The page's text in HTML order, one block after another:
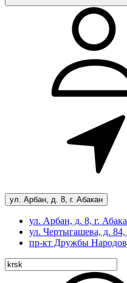
ул. Арбан, д. 8, г. Абакан
ул. Арбан, д. 8, г.
ул. Чертыгашева, д. 84,
пр-кт Дружбы